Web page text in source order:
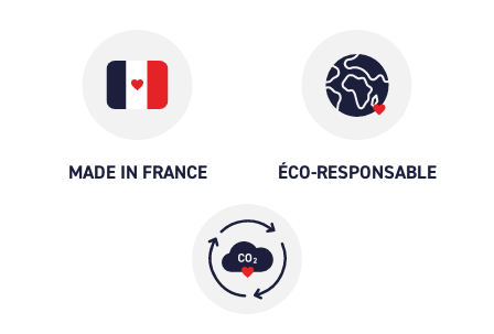
MADE IN FRANCE ÉCO-RESPONSABLE